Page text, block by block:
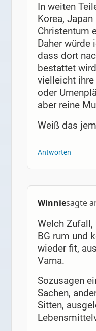
In weiten
Korea,
Christentum
Daher würde
dass dort
bestattet
vielleicht
oder
aber reine
Weiß das
Antworten
Winniesagte
Welch Zufall,
BG rum und
wieder fit,
Varna.
Sozusagen
Sachen,
Sitten,